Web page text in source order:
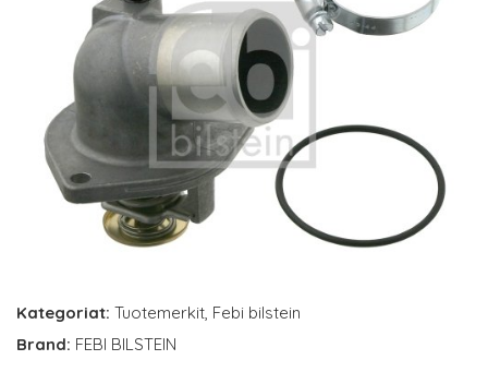
Kategoriat: Tuotemerkit, Febi bilstein
Brand: FEBI BILSTEIN